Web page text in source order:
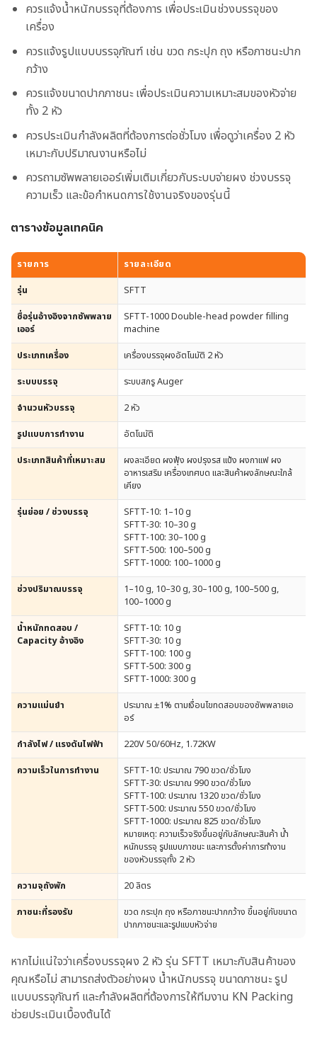
ควรแจ้งน้ำหนักบรรจุที่ต้องการ เพื่อประเมินช่วงบรรจุของ
เครื่อง
ควรแจ้งรูปแบบบรรจุภัณฑ์ เช่น ขวด กระปุก ถุง หรือภาชนะปาก
กว้าง
ควรแจ้งขนาดปากภาชนะ เพื่อประเมินความเหมาะสมของหัวจ่าย
ทั้ง 2 หัว
ควรประเมินกำลังผลิตที่ต้องการต่อชั่วโมง เพื่อดูว่าเครื่อง 2 หัว
เหมาะกับปริมาณงานหรือไม่
ควรถามซัพพลายเออร์เพิ่มเติมเกี่ยวกับระบบจ่ายผง ช่วงบรรจุ
ความเร็ว และข้อกำหนดการใช้งานจริงของรุ่นนี้
ตารางข้อมูลเทคนิค
รายการ
รายละเอียด
รุ่น
SFTT
ชื่อรุ่นอ้างอิงจากซัพพลาย
เออร์
SFTT-1000 Double-head powder filling
machine
ประเภทเครื่อง
เครื่องบรรจุผงอัตโนมัติ 2 หัว
ระบบบรรจุ
ระบบสกรู Auger
จำนวนหัวบรรจุ
2 หัว
รูปแบบการทำงาน
อัตโนมัติ
ประเภทสินค้าที่เหมาะสม
ผงละเอียด ผงฟุ้ง ผงปรุงรส แป้ง ผงกาแฟ ผง
อาหารเสริม เครื่องเทศบด และสินค้าผงลักษณะใกล้
เคียง
รุ่นย่อย / ช่วงบรรจุ
SFTT-10: 1–10 g
SFTT-30: 10–30 g
SFTT-100: 30–100 g
SFTT-500: 100–500 g
SFTT-1000: 100–1000 g
ช่วงปริมาณบรรจุ
1–10 g, 10–30 g, 30–100 g, 100–500 g,
100–1000 g
น้ำหนักทดสอบ /
Capacity อ้างอิง
SFTT-10: 10 g
SFTT-30: 10 g
SFTT-100: 100 g
SFTT-500: 300 g
SFTT-1000: 300 g
ความแม่นยำ
ประมาณ ±1% ตามเงื่อนไขทดสอบของซัพพลายเอ
อร์
กำลังไฟ / แรงดันไฟฟ้า
220V 50/60Hz, 1.72KW
ความเร็วในการทำงาน
SFTT-10: ประมาณ 790 ขวด/ชั่วโมง
SFTT-30: ประมาณ 990 ขวด/ชั่วโมง
SFTT-100: ประมาณ 1320 ขวด/ชั่วโมง
SFTT-500: ประมาณ 550 ขวด/ชั่วโมง
SFTT-1000: ประมาณ 825 ขวด/ชั่วโมง
หมายเหตุ: ความเร็วจริงขึ้นอยู่กับลักษณะสินค้า น้ำ
หนักบรรจุ รูปแบบภาชนะ และการตั้งค่าการทำงาน
ของหัวบรรจุทั้ง 2 หัว
ความจุถังพัก
20 ลิตร
ภาชนะที่รองรับ
ขวด กระปุก ถุง หรือภาชนะปากกว้าง ขึ้นอยู่กับขนาด
ปากภาชนะและรูปแบบหัวจ่าย
หากไม่แน่ใจว่าเครื่องบรรจุผง 2 หัว รุ่น SFTT เหมาะกับสินค้าของ
คุณหรือไม่ สามารถส่งตัวอย่างผง น้ำหนักบรรจุ ขนาดภาชนะ รูป
แบบบรรจุภัณฑ์ และกำลังผลิตที่ต้องการให้ทีมงาน KN Packing
ช่วยประเมินเบื้องต้นได้